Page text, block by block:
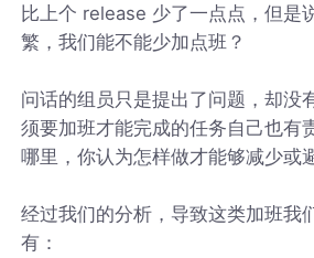
比上个 release 少了一点点，但是
繁，我们能不能少加点班？
问话的组员只是提出了问题，却没
须要加班才能完成的任务自己也有
哪里，你认为怎样做才能够减少或
经过我们的分析，导致这类加班我
有：